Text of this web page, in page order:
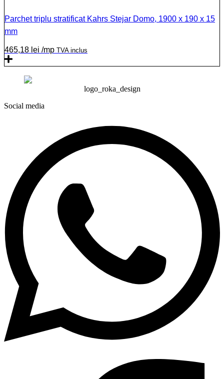
Parchet triplu stratificat Kahrs Stejar Domo, 1900 x 190 x 15
mm
465,18 lei /mp TVA inclus
logo_roka_design
Social media